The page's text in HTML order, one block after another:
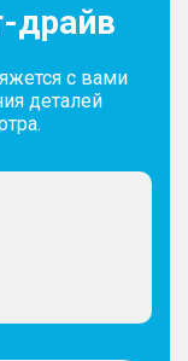
драйв
с вами
деталей